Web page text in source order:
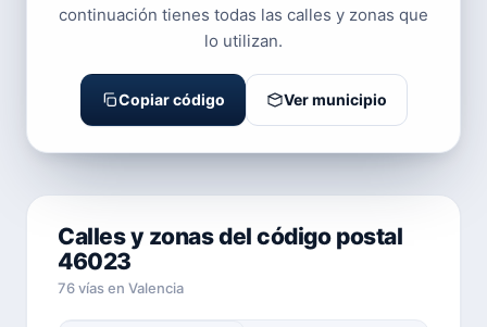
continuación tienes todas las calles y zonas que
lo utilizan.
Copiar código Ver municipio
Calles y zonas del código postal
46023
76 vías en Valencia